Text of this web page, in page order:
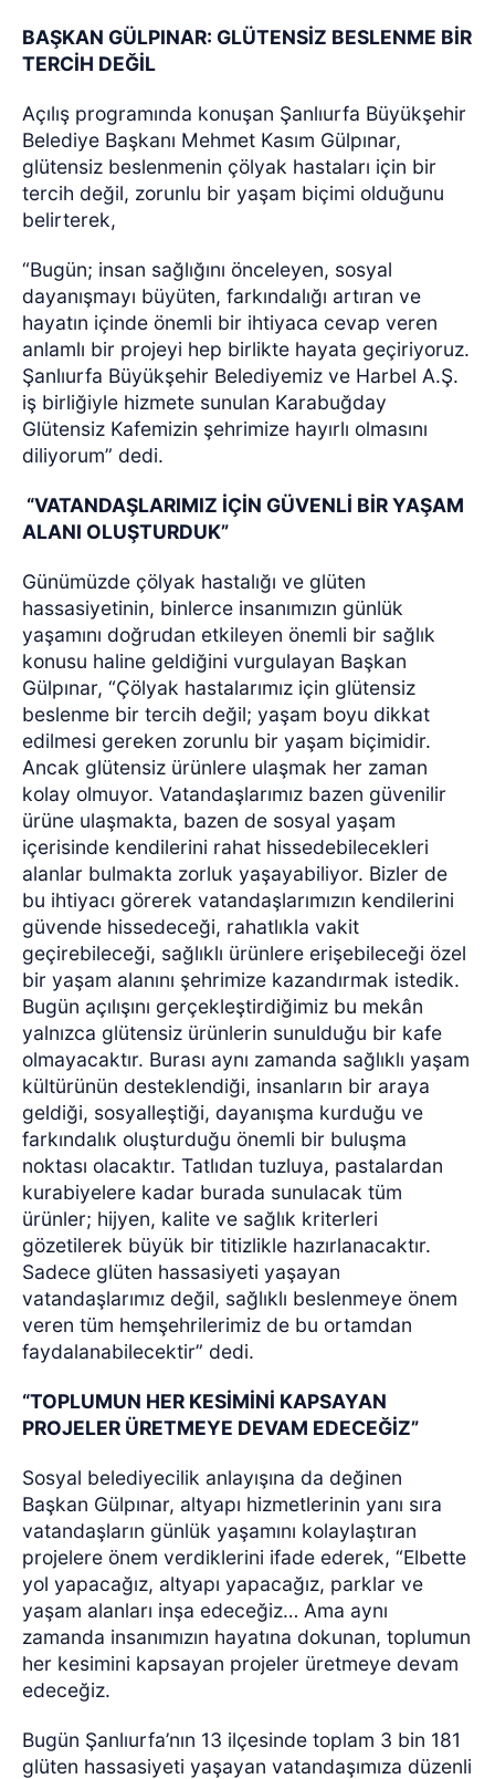
BAŞKAN GÜLPINAR: GLÜTENSİZ BESLENME BİR
TERCİH DEĞİL
Açılış programında konuşan Şanlıurfa Büyükşehir
Belediye Başkanı Mehmet Kasım Gülpınar,
glütensiz beslenmenin çölyak hastaları için bir
tercih değil, zorunlu bir yaşam biçimi olduğunu
belirterek,
“Bugün; insan sağlığını önceleyen, sosyal
dayanışmayı büyüten, farkındalığı artıran ve
hayatın içinde önemli bir ihtiyaca cevap veren
anlamlı bir projeyi hep birlikte hayata geçiriyoruz.
Şanlıurfa Büyükşehir Belediyemiz ve Harbel A.Ş.
iş birliğiyle hizmete sunulan Karabuğday
Glütensiz Kafemizin şehrimize hayırlı olmasını
diliyorum” dedi.
“VATANDAŞLARIMIZ İÇİN GÜVENLİ BİR YAŞAM
ALANI OLUŞTURDUK”
Günümüzde çölyak hastalığı ve glüten
hassasiyetinin, binlerce insanımızın günlük
yaşamını doğrudan etkileyen önemli bir sağlık
konusu haline geldiğini vurgulayan Başkan
Gülpınar, “Çölyak hastalarımız için glütensiz
beslenme bir tercih değil; yaşam boyu dikkat
edilmesi gereken zorunlu bir yaşam biçimidir.
Ancak glütensiz ürünlere ulaşmak her zaman
kolay olmuyor. Vatandaşlarımız bazen güvenilir
ürüne ulaşmakta, bazen de sosyal yaşam
içerisinde kendilerini rahat hissedebilecekleri
alanlar bulmakta zorluk yaşayabiliyor. Bizler de
bu ihtiyacı görerek vatandaşlarımızın kendilerini
güvende hissedeceği, rahatlıkla vakit
geçirebileceği, sağlıklı ürünlere erişebileceği özel
bir yaşam alanını şehrimize kazandırmak istedik.
Bugün açılışını gerçekleştirdiğimiz bu mekân
yalnızca glütensiz ürünlerin sunulduğu bir kafe
olmayacaktır. Burası aynı zamanda sağlıklı yaşam
kültürünün desteklendiği, insanların bir araya
geldiği, sosyalleştiği, dayanışma kurduğu ve
farkındalık oluşturduğu önemli bir buluşma
noktası olacaktır. Tatlıdan tuzluya, pastalardan
kurabiyelere kadar burada sunulacak tüm
ürünler; hijyen, kalite ve sağlık kriterleri
gözetilerek büyük bir titizlikle hazırlanacaktır.
Sadece glüten hassasiyeti yaşayan
vatandaşlarımız değil, sağlıklı beslenmeye önem
veren tüm hemşehrilerimiz de bu ortamdan
faydalanabilecektir” dedi.
“TOPLUMUN HER KESİMİNİ KAPSAYAN
PROJELER ÜRETMEYE DEVAM EDECEĞİZ”
Sosyal belediyecilik anlayışına da değinen
Başkan Gülpınar, altyapı hizmetlerinin yanı sıra
vatandaşların günlük yaşamını kolaylaştıran
projelere önem verdiklerini ifade ederek, “Elbette
yol yapacağız, altyapı yapacağız, parklar ve
yaşam alanları inşa edeceğiz… Ama aynı
zamanda insanımızın hayatına dokunan, toplumun
her kesimini kapsayan projeler üretmeye devam
edeceğiz.
Bugün Şanlıurfa’nın 13 ilçesinde toplam 3 bin 181
glüten hassasiyeti yaşayan vatandaşımıza düzenli